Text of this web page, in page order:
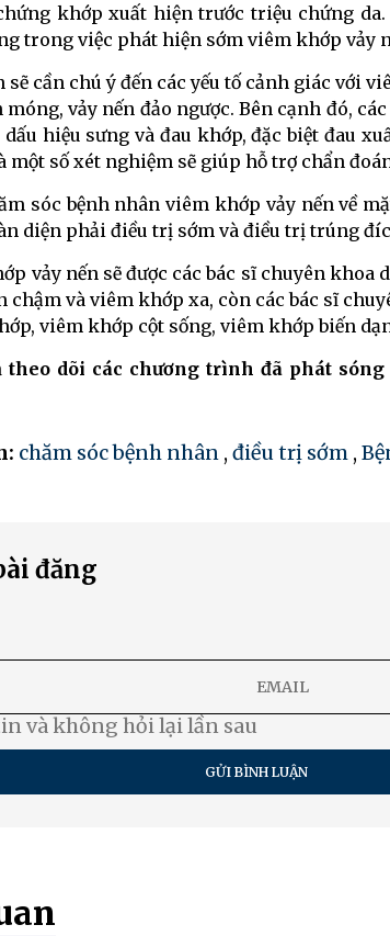
khớp xuất hiện trước triệu chứng da.
trong việc phát hiện sớm viêm khớp vảy
sẽ cần chú ý đến các yếu tố cảnh giác với
móng, vảy nến đảo ngược. Bên cạnh đó,
dấu hiệu sưng và đau khớp, đặc biệt đau
một số xét nghiệm sẽ giúp hỗ trợ chẩn
sóc bệnh nhân viêm khớp vảy nến về
diện phải điều trị sớm và điều trị trúng
vảy nến sẽ được các bác sĩ chuyên khoa
chậm và viêm khớp xa, còn các bác sĩ
viêm khớp cột sống, viêm khớp biến
dõi các chương trình đã phát
chăm sóc bệnh nhân , điều trị sớm ,
đăng
và không hỏi lại lần sau
GỬI BÌNH LUẬN